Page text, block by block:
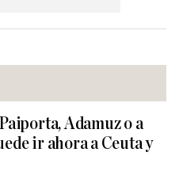
Adamuz o a
ir ahora a Ceuta y